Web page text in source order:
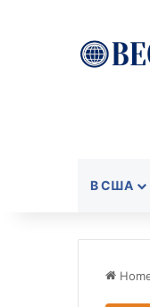
В США